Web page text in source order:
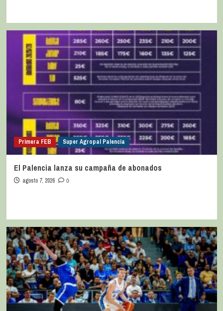
Primera FEB Super Agropal Palencia
El Palencia lanza su campaña de abonados
agosto 7, 2026 0